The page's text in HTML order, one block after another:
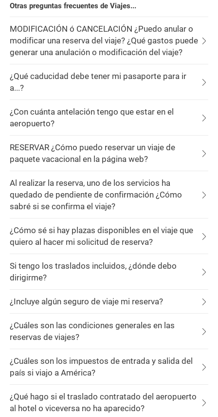
Otras preguntas frecuentes de Viajes...
MODIFICACIÓN ó CANCELACIÓN ¿Puedo anular o
modificar una reserva del viaje? ¿Qué gastos puede
generar una anulación o modificación del viaje?
¿Qué caducidad debe tener mi pasaporte para ir
a...?
¿Con cuánta antelación tengo que estar en el
aeropuerto?
RESERVAR ¿Cómo puedo reservar un viaje de
paquete vacacional en la página web?
Al realizar la reserva, uno de los servicios ha
quedado de pendiente de confirmación ¿Cómo
sabré si se confirma el viaje?
¿Cómo sé si hay plazas disponibles en el viaje que
quiero al hacer mi solicitud de reserva?
Si tengo los traslados incluidos, ¿dónde debo
dirigirme?
¿Incluye algún seguro de viaje mi reserva?
¿Cuáles son las condiciones generales en las
reservas de viajes?
¿Cuáles son los impuestos de entrada y salida del
país si viajo a América?
¿Qué hago si el traslado contratado del aeropuerto
al hotel o viceversa no ha aparecido?